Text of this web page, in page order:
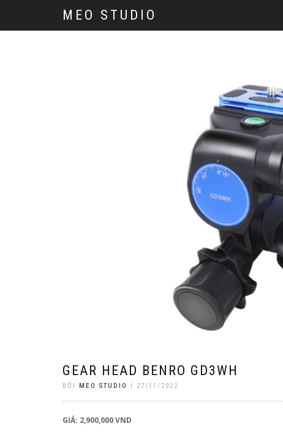
MEO STUDIO
GEAR HEAD BENRO GD3WH
BỞI MEO STUDIO | 27/11/2022
GIÁ: 2,900,000 VND